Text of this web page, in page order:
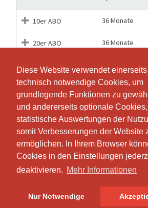
Diese Website verwendet einerseits
technisch notwendige Cookies, um
grundlegende Funktionen zu
und andererseits optionale
statistische Auswertungen der
somit Verbesserungen der Website
ermöglichen. In Ihrem Browser
Cookies in den Einstellungen
deaktivieren. Mehr Informationen
Nur Notwendige
Diese Website verwendet einerseits
technisch notwendige Cookies, um
grundlegende Funktionen zu
und andererseits optionale
statistische Auswertungen der
somit Verbesserungen der Website
ermöglichen. In Ihrem Browser
Cookies in den Einstellungen
deaktivieren. Mehr Informationen
Nur Notwendige
10er ABO 36 Monate
20er ABO 36 Monate
3-Monats ABO 3 Monate
6-Monats ABO 6 Monate
Einzel-Lektion 1 Stunden
JAHRES ABO 12 Monate
Schnupper Lektion 4 Wochen